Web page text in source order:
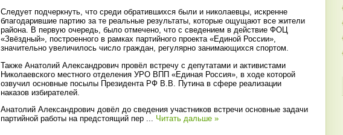
Следует подчеркнуть, что среди обратившихся были и николаевцы, искренне
благодарившие партию за те реальные результаты, которые ощущают все жители
района. В первую очередь, было отмечено, что с сведением в действие ФОЦ
«Звёздный», построенного в рамках партийного проекта «Единой России»,
значительно увеличилось число граждан, регулярно занимающихся спортом.
Также Анатолий Александрович провёл встречу с депутатами и активистами
Николаевского местного отделения УРО ВПП «Единая Россия», в ходе которой
озвучил основные посылы Президента РФ В.В. Путина в сфере реализации
наказов избирателей.
Анатолий Александрович довёл до сведения участников встречи основные задачи
партийной работы на предстоящий пер
Читать дальше »